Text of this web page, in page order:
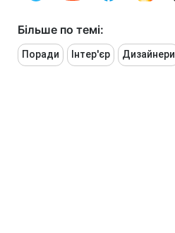
Більше по темі:
Поради Інтер'єр Дизайнери